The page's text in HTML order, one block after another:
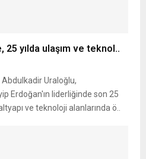
25 yılda ulaşım ve teknol..
Abdulkadir Uraloğlu,
Erdoğan'ın liderliğinde son 25
ve teknoloji alanlarında ö..